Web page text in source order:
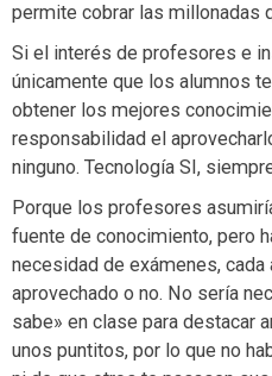
permite cobrar las millonadas
Si el interés de profesores e
únicamente que los alumnos
obtener los mejores
responsabilidad el
ninguno. Tecnología SI,
Porque los profesores
fuente de conocimiento, pero
necesidad de exámenes, cada
aprovechado o no. No sería
sabe» en clase para destacar
unos puntitos, por lo que no